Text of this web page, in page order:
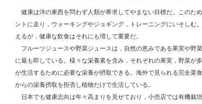
健康は洋の東西を問わず人類が希求してやまない目標だ。このた
ントに走り，ウォーキングやジョギング，トレーニングにいそしむ
えるが，健康な飲食はそれにも増して重要だ。
フルーツジュースや野菜ジュースは，自然の恵みである果実や野
に最も即している。様々な栄養素を含み，それぞれの果実，野菜が
が生活するために必要な栄養が摂取できる。海外で見られる完全菜
からの栄養摂取を拒否し植物だけで生活している。
日本でも健康志向は年々高まりを見せており，小売店では有機栽